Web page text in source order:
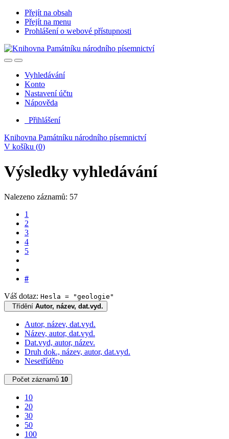
Přejít na obsah
Přejít na menu
Prohlášení o webové přístupnosti
Vyhledávání
Konto
Nastavení účtu
Nápověda
Přihlášení
Knihovna Památníku národního písemnictví
V košíku (0)
Výsledky vyhledávání
Nalezeno záznamů: 57
1
2
3
4
5
#
Váš dotaz: Hesla = "geologie"
Třídění Autor, název, dat.vyd.
Autor, název, dat.vyd.
Název, autor, dat.vyd.
Dat.vyd, autor, název.
Druh dok., název, autor, dat.vyd.
Nesetříděno
Počet záznamů 10
10
20
30
50
100